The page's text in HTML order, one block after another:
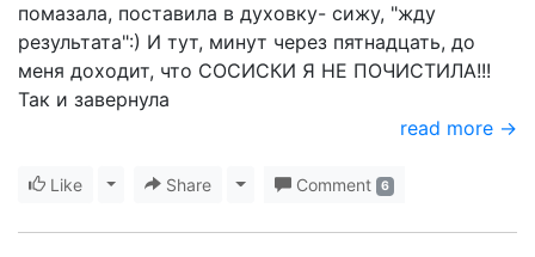
помазала, поставила в духовку- сижу, "жду
результата":) И тут, минут через пятнадцать, до
меня доходит, что СОСИСКИ Я НЕ ПОЧИСТИЛА!!!
Так и завернула
read more →
Like Toggle Dropdown
Share Toggle Dropdown
Comment 6